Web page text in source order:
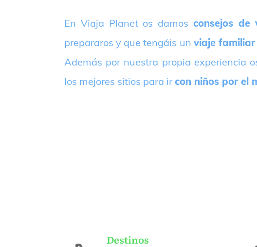
En Viaja Planet os damos consejos de
prepararos y que tengáis un viaje familiar
Además por nuestra propia experiencia
los mejores sitios para ir con niños por el
Destinos